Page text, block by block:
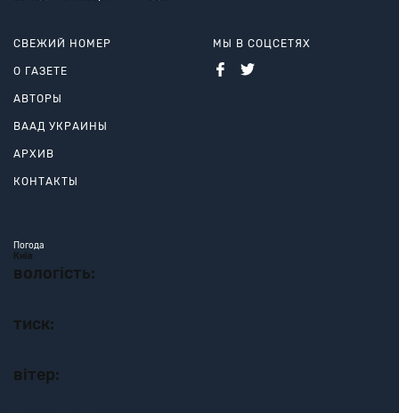
СВЕЖИЙ НОМЕР
О ГАЗЕТЕ
АВТОРЫ
ВААД УКРАИНЫ
АРХИВ
КОНТАКТЫ
МЫ В СОЦСЕТЯХ
Погода
Київ
вологість:
тиск:
вітер: